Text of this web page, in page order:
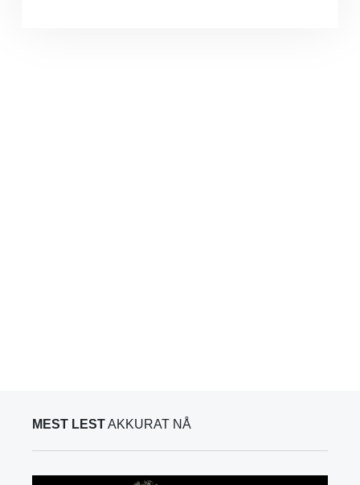
MEST LESTAKKURAT NÅ